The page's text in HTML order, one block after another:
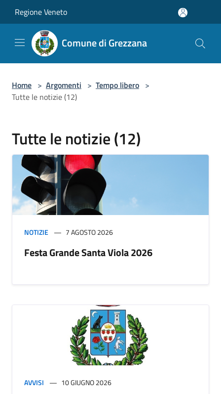
Regione Veneto
Comune di Grezzana
Home > Argomenti > Tempo libero >
Tutte le notizie (12)
Tutte le notizie (12)
NOTIZIE 7 AGOSTO 2026
Festa Grande Santa Viola 2026
AVVISI 10 GIUGNO 2026